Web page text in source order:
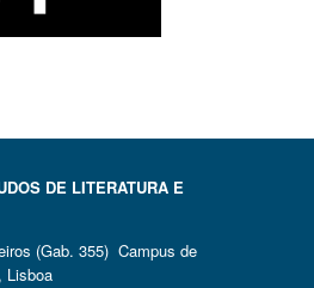
DE LITERATURA E
(Gab. 355) Campus de
Lisboa